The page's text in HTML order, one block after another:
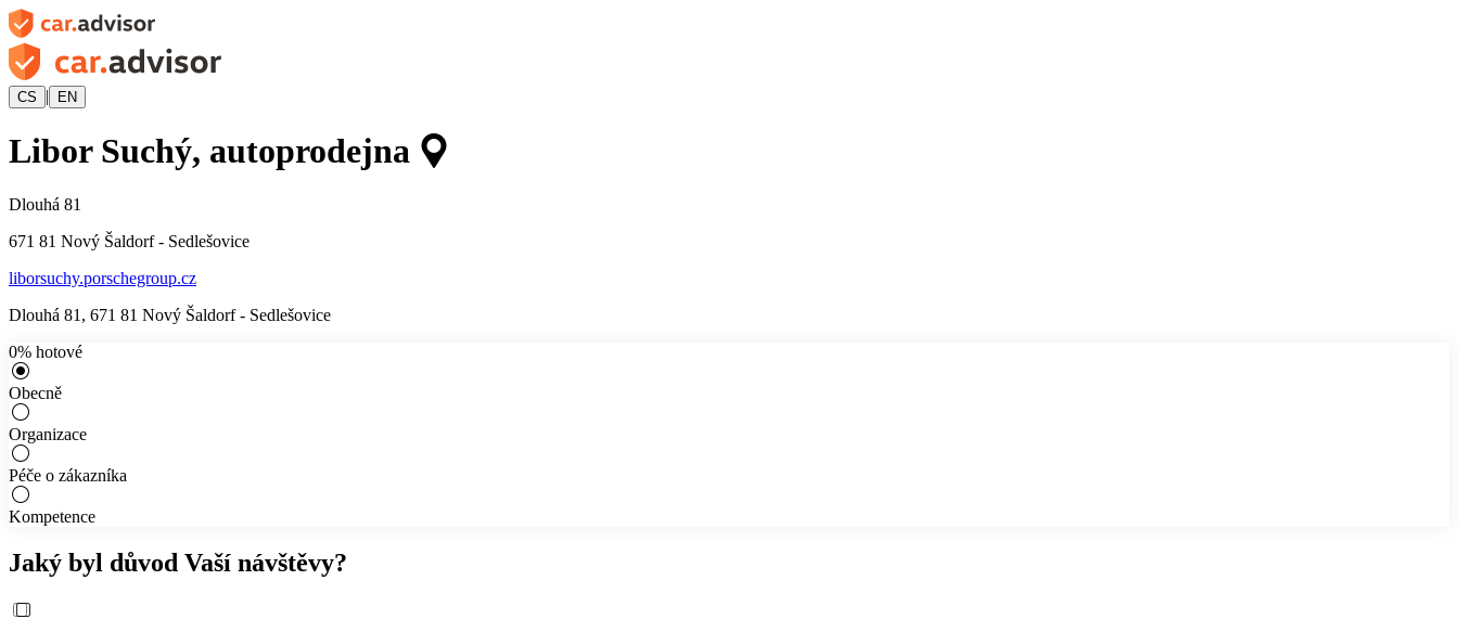
CS | EN
Libor Suchý, autoprodejna
Dlouhá 81
671 81 Nový Šaldorf - Sedlešovice
liborsuchy.porschegroup.cz
Dlouhá 81 , 671 81 Nový Šaldorf - Sedlešovice
0% hotové
Obecně
Organizace
Péče o zákazníka
Kompetence
Jaký byl důvod Vaší návštěvy?